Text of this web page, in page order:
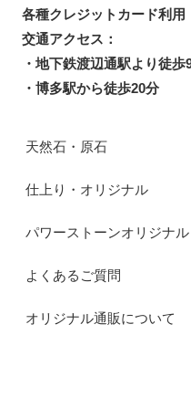
各種クレジットカード利用
交通アクセス：
・地下鉄渡辺通駅より徒歩
・博多駅から徒歩20分
天然石・原石
仕上り・オリジナル
パワーストーンオリジナル
よくあるご質問
オリジナル通販について